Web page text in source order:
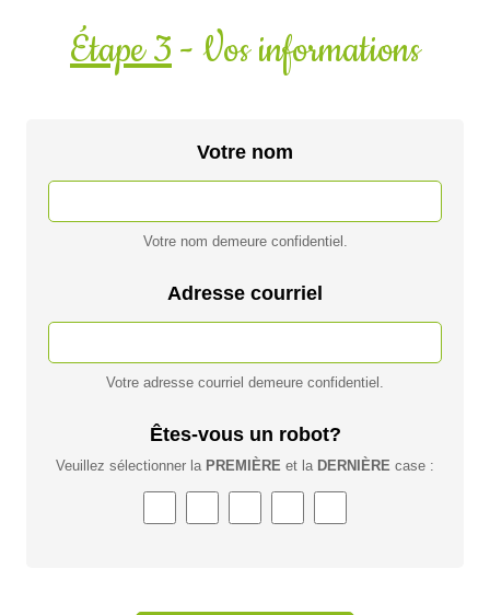
Étape 3- Vos informations
Votre nom
Votre nom demeure confidentiel.
Adresse courriel
Votre adresse courriel demeure confidentiel.
Êtes-vous un robot?
Veuillez sélectionner la PREMIÈRE et la DERNIÈRE case :